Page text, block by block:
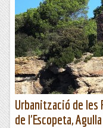
Urbanització de les
de l'Escopeta,